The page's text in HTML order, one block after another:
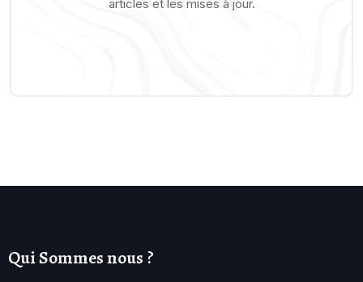
articles et les mises à jour.
Qui Sommes nous ?